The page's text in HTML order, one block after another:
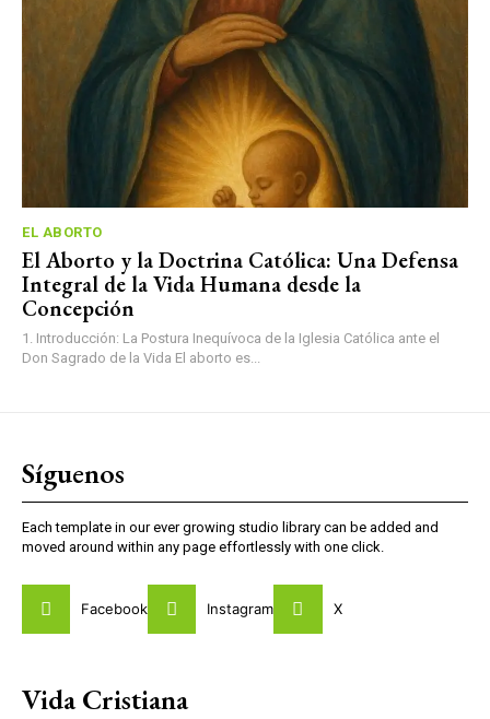
EL ABORTO
El Aborto y la Doctrina Católica: Una Defensa
Integral de la Vida Humana desde la
Concepción
1. Introducción: La Postura Inequívoca de la Iglesia Católica ante el
Don Sagrado de la Vida El aborto es...
Síguenos
Each template in our ever growing studio library can be added and
moved around within any page effortlessly with one click.
Facebook Instagram X
Vida Cristiana